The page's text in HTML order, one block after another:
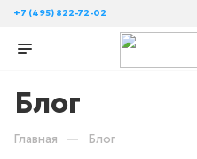
+7 (495) 822-72-02
Блог
Главная — Блог